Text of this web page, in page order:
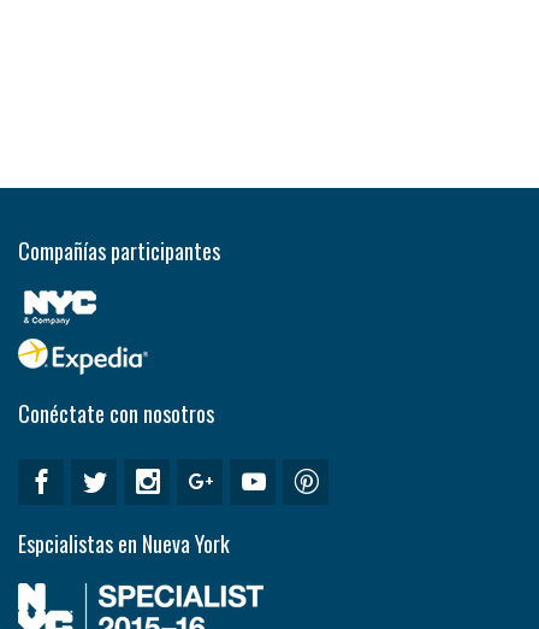
Compañías participantes
Conéctate con nosotros
Espcialistas en Nueva York